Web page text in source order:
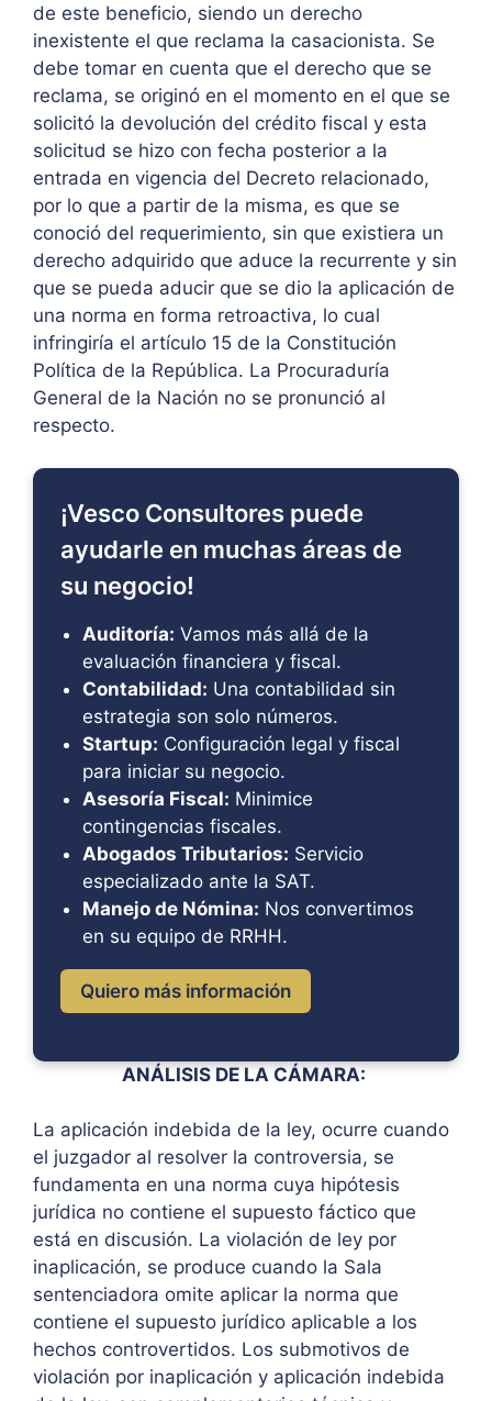
de este beneficio, siendo un derecho
inexistente el que reclama la casacionista. Se
debe tomar en cuenta que el derecho que se
reclama, se originó en el momento en el que se
solicitó la devolución del crédito fiscal y esta
solicitud se hizo con fecha posterior a la
entrada en vigencia del Decreto relacionado,
por lo que a partir de la misma, es que se
conoció del requerimiento, sin que existiera un
derecho adquirido que aduce la recurrente y sin
que se pueda aducir que se dio la aplicación de
una norma en forma retroactiva, lo cual
infringiría el artículo 15 de la Constitución
Política de la República. La Procuraduría
General de la Nación no se pronunció al
respecto.
¡Vesco Consultores puede
ayudarle en muchas áreas de
su negocio!
Auditoría: Vamos más allá de la
evaluación financiera y fiscal.
Contabilidad: Una contabilidad sin
estrategia son solo números.
Startup: Configuración legal y fiscal
para iniciar su negocio.
Asesoría Fiscal: Minimice
contingencias fiscales.
Abogados Tributarios: Servicio
especializado ante la SAT.
Manejo de Nómina: Nos convertimos
en su equipo de RRHH.
Quiero más información
ANÁLISIS DE LA CÁMARA:
La aplicación indebida de la ley, ocurre cuando
el juzgador al resolver la controversia, se
fundamenta en una norma cuya hipótesis
jurídica no contiene el supuesto fáctico que
está en discusión. La violación de ley por
inaplicación, se produce cuando la Sala
sentenciadora omite aplicar la norma que
contiene el supuesto jurídico aplicable a los
hechos controvertidos. Los submotivos de
violación por inaplicación y aplicación indebida